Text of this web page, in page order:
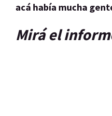
acá había mucha
Mirá el